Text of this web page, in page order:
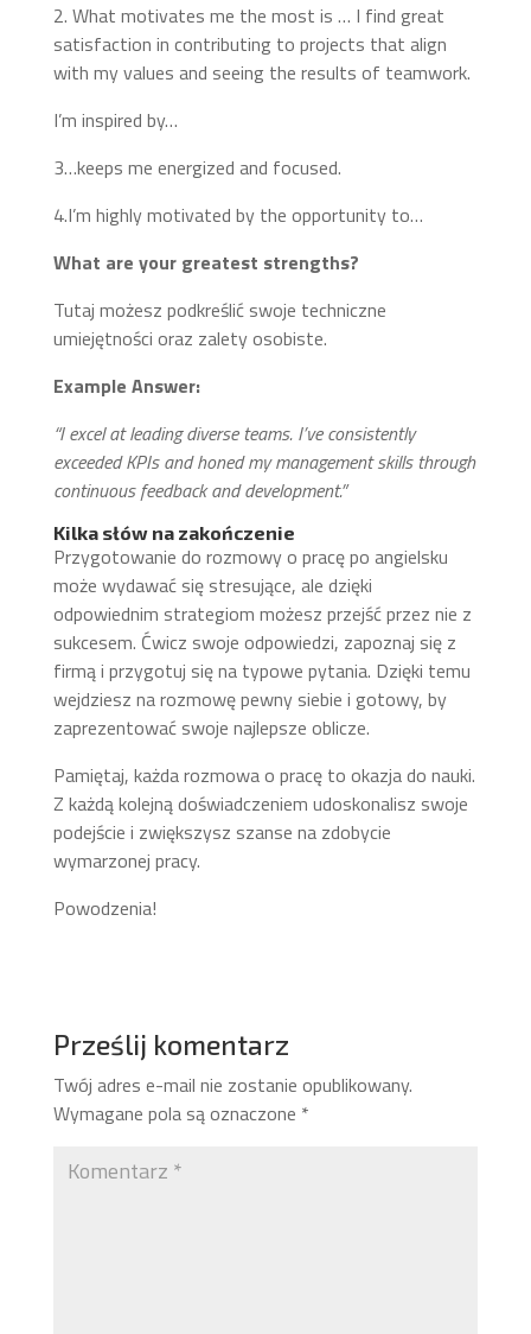
2. What motivates me the most is … I find great
satisfaction in contributing to projects that align
with my values and seeing the results of teamwork.
I’m inspired by…
3…keeps me energized and focused.
4.I’m highly motivated by the opportunity to…
What are your greatest strengths?
Tutaj możesz podkreślić swoje techniczne
umiejętności oraz zalety osobiste.
Example Answer:
“I excel at leading diverse teams. I’ve consistently
exceeded KPIs and honed my management skills through
continuous feedback and development.”
Kilka słów na zakończenie
Przygotowanie do rozmowy o pracę po angielsku
może wydawać się stresujące, ale dzięki
odpowiednim strategiom możesz przejść przez nie z
sukcesem. Ćwicz swoje odpowiedzi, zapoznaj się z
firmą i przygotuj się na typowe pytania. Dzięki temu
wejdziesz na rozmowę pewny siebie i gotowy, by
zaprezentować swoje najlepsze oblicze.
Pamiętaj, każda rozmowa o pracę to okazja do nauki.
Z każdą kolejną doświadczeniem udoskonalisz swoje
podejście i zwiększysz szanse na zdobycie
wymarzonej pracy.
Powodzenia!
Prześlij komentarz
Twój adres e-mail nie zostanie opublikowany.
Wymagane pola są oznaczone *